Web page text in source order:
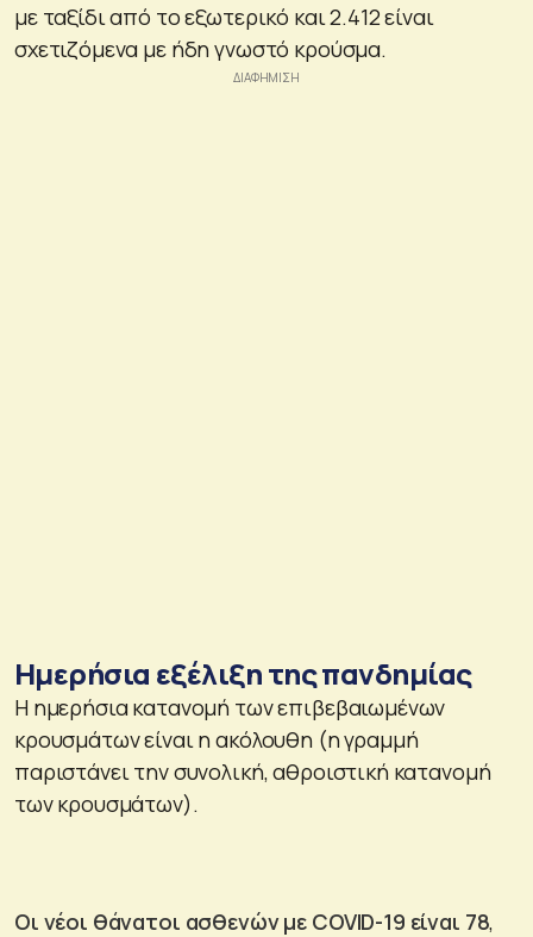
με ταξίδι από το εξωτερικό και 2.412 είναι
σχετιζόμενα με ήδη γνωστό κρούσμα.
Ημερήσια εξέλιξη της πανδημίας
Η ημερήσια κατανομή των επιβεβαιωμένων
κρουσμάτων είναι η ακόλουθη (η γραμμή
παριστάνει την συνολική, αθροιστική κατανομή
των κρουσμάτων).
Οι νέοι θάνατοι ασθενών με COVID-19 είναι 78,